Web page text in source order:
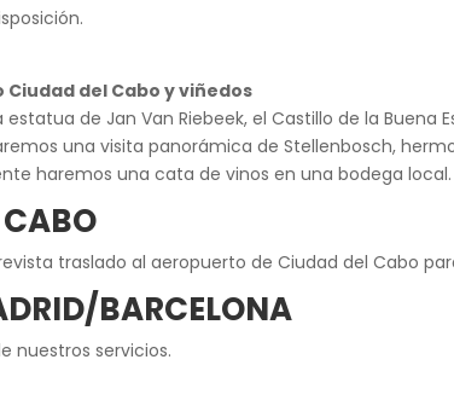
Ciudad del Cabo y viñedos
de Jan Van Riebeek, el Castillo de la Buena
una visita panorámica de Stellenbosch,
haremos una cata de vinos en una bodega local.
traslado al aeropuerto de Ciudad del Cabo
BARCELONA
nuestros servicios.